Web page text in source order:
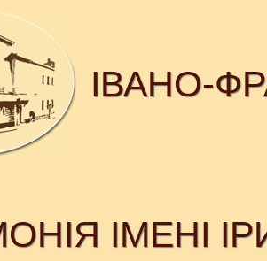
ІВАНО-
ІМЕНІ